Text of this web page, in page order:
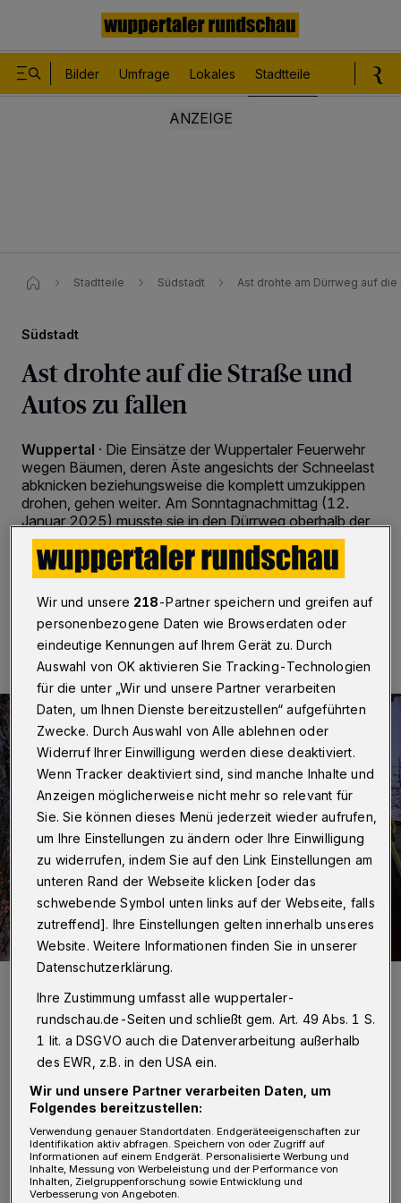
Bilder Umfrage Lokales Stadtteile
Stadtteile Südstadt Ast drohte am Dürrweg auf
Südstadt
Ast drohte auf die Straße und
Autos zu fallen
Wuppertal · Die Einsätze der Wuppertaler Feuerwehr
wegen Bäumen, deren Äste angesichts der Schneelast
abknicken beziehungsweise die komplett umzukippen
drohen, gehen weiter. Am Sonntagnachmittag (12.
Januar 2025) musste sie in den Dürrweg oberhalb der
Uni auszurücken.
Eine Minute Lesezeit
Der Einsatz in luftiger Höhe.
Foto: Christoph Petersen
D as Ordnungsamt hatte gegen 16:20 Uhr
festgestellt, dass an einem Baum
bereits ein Ast abgebrochen war. Er drohte auf
den Gehweg und die Straße zu stürzen. Die
Wir und unsere 218-Partner speichern und greifen auf
personenbezogene Daten wie Browserdaten oder
eindeutige Kennungen auf Ihrem Gerät zu. Durch
Auswahl von OK aktivieren Sie Tracking-Technologien
für die unter „Wir und unsere Partner verarbeiten
Daten, um Ihnen Dienste bereitzustellen“ aufgeführten
Zwecke. Durch Auswahl von Alle ablehnen oder
Widerruf Ihrer Einwilligung werden diese deaktiviert.
Wenn Tracker deaktiviert sind, sind manche Inhalte und
Anzeigen möglicherweise nicht mehr so relevant für
Sie. Sie können dieses Menü jederzeit wieder aufrufen,
um Ihre Einstellungen zu ändern oder Ihre Einwilligung
zu widerrufen, indem Sie auf den Link Einstellungen am
unteren Rand der Webseite klicken [oder das
schwebende Symbol unten links auf der Webseite, falls
zutreffend]. Ihre Einstellungen gelten innerhalb unseres
Website. Weitere Informationen finden Sie in unserer
Datenschutzerklärung.
Ihre Zustimmung umfasst alle wuppertaler-
rundschau.de-Seiten und schließt gem. Art. 49 Abs. 1 S.
1 lit. a DSGVO auch die Datenverarbeitung außerhalb
des EWR, z.B. in den USA ein.
Wir und unsere Partner verarbeiten Daten, um
Folgendes bereitzustellen:
Verwendung genauer Standortdaten. Endgeräteeigenschaften zur
Identifikation aktiv abfragen. Speichern von oder Zugriff auf
Informationen auf einem Endgerät. Personalisierte Werbung und
Inhalte, Messung von Werbeleistung und der Performance von
Inhalten, Zielgruppenforschung sowie Entwicklung und
Verbesserung von Angeboten.